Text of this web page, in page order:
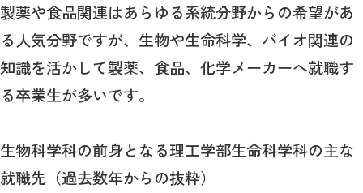
製薬や食品関連はあらゆる系統分野からの希望があ
る人気分野ですが、生物や生命科学、バイオ関連の
知識を活かして製薬、食品、化学メーカーへ就職す
る卒業生が多いです。
生物科学科の前身となる理工学部生命科学科の主な
就職先（過去数年からの抜粋）